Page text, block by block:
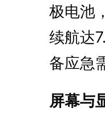
极电池
续航达
备应急
屏幕与